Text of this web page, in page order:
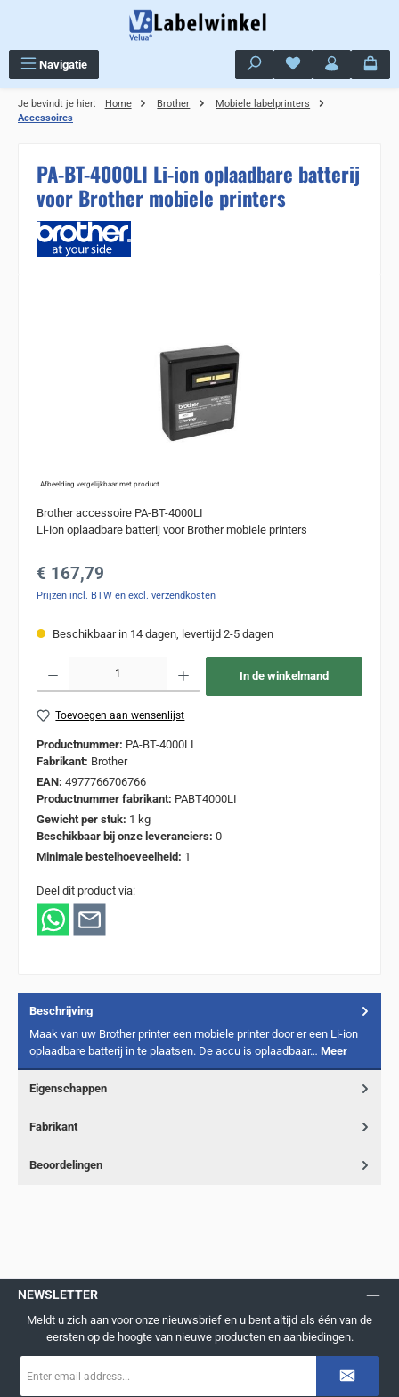
Navigatie Je hebt 0 items op
Je bevindt je hier: Home Brother
Mobiele labelprinters
Accessoires
PA-BT-4000LI Li-ion oplaadbare batterij
voor Brother mobiele printers
Afbeelding vergelijkbaar met product
Brother accessoire PA-BT-4000LI
Li-ion oplaadbare batterij voor Brother mobiele printers
Normale prijs:
€ 167,79
Prijzen incl. BTW en excl. verzendkosten
Beschikbaar in 14 dagen, levertijd 2-5 dagen
In de winkelmand
Toevoegen aan wensenlijst
Productnummer: PA-BT-4000LI
Fabrikant: Brother
EAN: 4977766706766
Productnummer fabrikant: PABT4000LI
Gewicht per stuk: 1 kg
Beschikbaar bij onze leveranciers: 0
Minimale bestelhoeveelheid: 1
Deel dit product via:
Beschrijving
Maak van uw Brother printer een mobiele printer door er een Li-ion
oplaadbare batterij in te plaatsen. De accu is oplaadbaar… Meer
Eigenschappen
Fabrikant
Beoordelingen
NEWSLETTER
Meldt u zich aan voor onze nieuwsbrief en u bent altijd als één van de
eersten op de hoogte van nieuwe producten en aanbiedingen.
mailadres